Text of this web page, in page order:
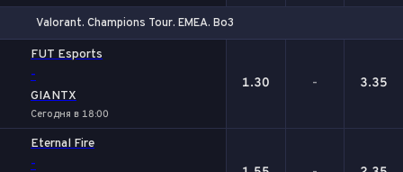
Valorant. Champions Tour. EMEA. Bo3
FUT Esports
-
GIANTX
Сегодня в 18:00
1.30 - 3.35
Eternal Fire
-